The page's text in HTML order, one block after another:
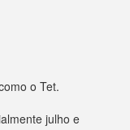
o Tet.
julho e